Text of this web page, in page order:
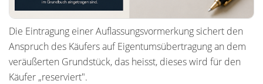
Die Eintragung einer Auflassungsvormerkung sichert den
Anspruch des Käufers auf Eigentumsübertragung an dem
veräußerten Grundstück, das heisst, dieses wird für den
Käufer „reserviert".